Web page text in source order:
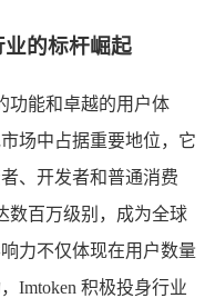
的标杆崛起
功能和卓越的用户体
场中占据重要地位，它
、开发者和普通消费
数百万级别，成为全球
力不仅体现在用户数量
Imtoken 积极投身行业